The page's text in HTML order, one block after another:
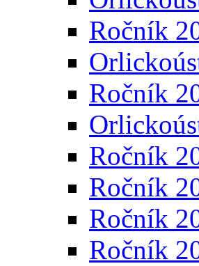
Ročník
Ročník
Ročník
Ročník
Ročník
Ročník